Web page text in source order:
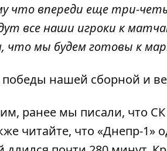
что впереди еще три-
все наши игроки к
что мы будем готовы к
нашей сборной и
ранее мы писали, что
читайте, что «Днепр-1»